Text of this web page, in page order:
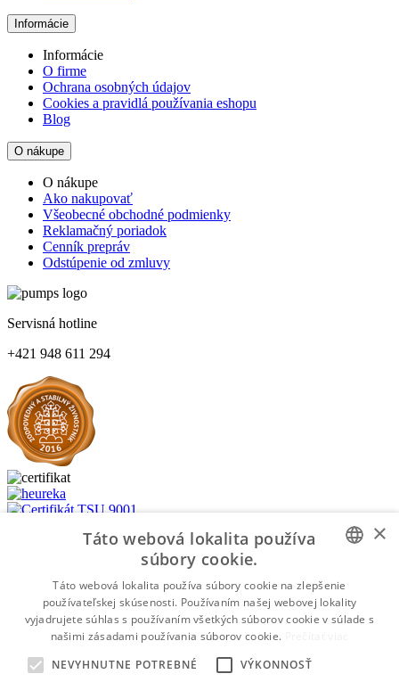
Informácie
Informácie
O firme
Ochrana osobných údajov
Cookies a pravidlá používania eshopu
Blog
O nákupe
O nákupe
Ako nakupovať
Všeobecné obchodné podmienky
Reklamačný poriadok
Cenník prepráv
Odstúpenie od zmluvy
Servisná hotline
+421 948 611 294
Platba bankovým prevodom
Platba kartou
WWW.PUMPS.SK©2026 Všetky práva vyhradené | Made by
SLOVAK
SLOVAK
×
Táto webová lokalita používa
súbory cookie.
Táto webová lokalita používa súbory cookie na zlepšenie
používateľskej skúsenosti. Používaním našej webovej lokality
vyjadrujete súhlas s používaním všetkých súborov cookie v súlade s
našimi zásadami používania súborov cookie.
NEVYHNUTNE POTREBNÉ
VÝKONNOSŤ